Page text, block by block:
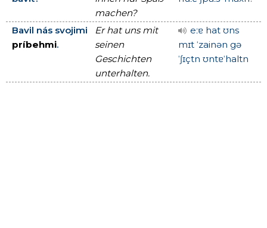
machen?
Bavil nás svojimi
príbehmi.
Er hat uns mit
seinen
Geschichten
unterhalten.
eːɐ hat ʊns
mɪt ˈzainən gə
ˈʃɪçtn ʊntɐˈhaltn